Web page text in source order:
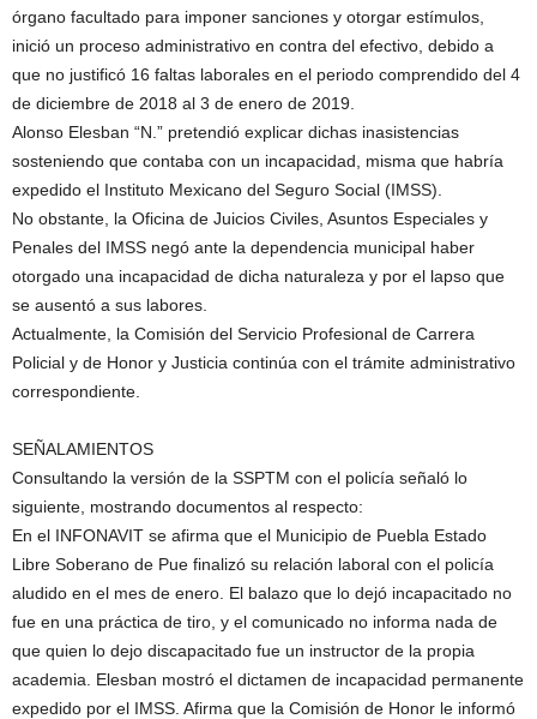
órgano facultado para imponer sanciones y otorgar estímulos,
inició un proceso administrativo en contra del efectivo, debido a
que no justificó 16 faltas laborales en el periodo comprendido del 4
de diciembre de 2018 al 3 de enero de 2019.
Alonso Elesban “N.” pretendió explicar dichas inasistencias
sosteniendo que contaba con un incapacidad, misma que habría
expedido el Instituto Mexicano del Seguro Social (IMSS).
No obstante, la Oficina de Juicios Civiles, Asuntos Especiales y
Penales del IMSS negó ante la dependencia municipal haber
otorgado una incapacidad de dicha naturaleza y por el lapso que
se ausentó a sus labores.
Actualmente, la Comisión del Servicio Profesional de Carrera
Policial y de Honor y Justicia continúa con el trámite administrativo
correspondiente.
SEÑALAMIENTOS
Consultando la versión de la SSPTM con el policía señaló lo
siguiente, mostrando documentos al respecto:
En el INFONAVIT se afirma que el Municipio de Puebla Estado
Libre Soberano de Pue finalizó su relación laboral con el policía
aludido en el mes de enero. El balazo que lo dejó incapacitado no
fue en una práctica de tiro, y el comunicado no informa nada de
que quien lo dejo discapacitado fue un instructor de la propia
academia. Elesban mostró el dictamen de incapacidad permanente
expedido por el IMSS. Afirma que la Comisión de Honor le informó